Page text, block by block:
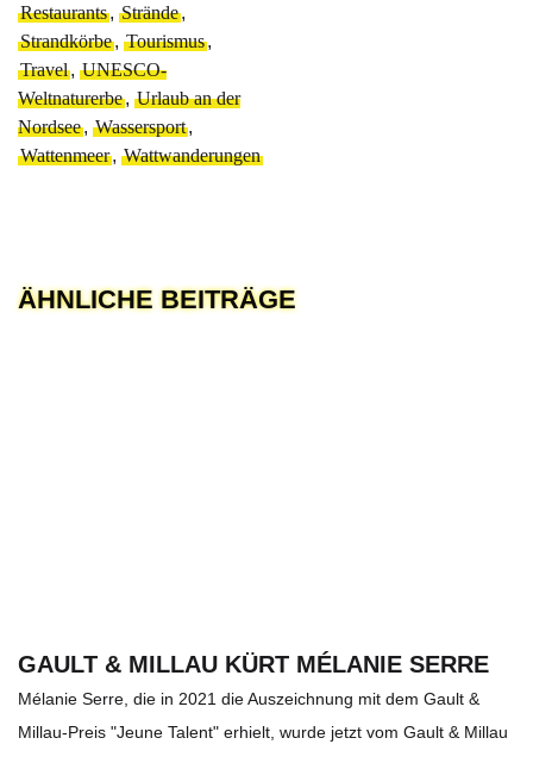
Restaurants, Strände,
Strandkörbe, Tourismus,
Travel, UNESCO-
Weltnaturerbe, Urlaub an der
Nordsee, Wassersport,
Wattenmeer, Wattwanderungen
ÄHNLICHE BEITRÄGE
GAULT & MILLAU KÜRT MÉLANIE SERRE
Mélanie Serre, die in 2021 die Auszeichnung mit dem Gault &
Millau-Preis "Jeune Talent" erhielt, wurde jetzt vom Gault & Millau